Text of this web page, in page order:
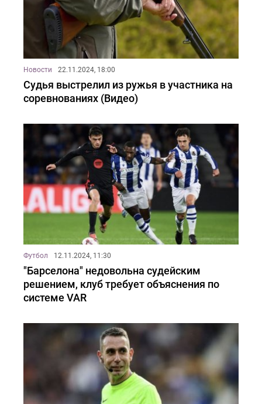
Новости 22.11.2024, 18:00
Судья выстрелил из ружья в участника на
соревнованиях (Видео)
Футбол 12.11.2024, 11:30
"Барселона" недовольна судейским
решением, клуб требует объяснения по
системе VAR